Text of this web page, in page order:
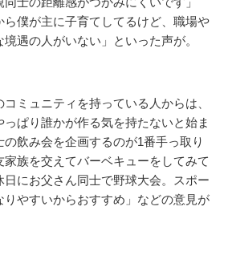
ら僕が主に子育てしてるけど、職場や
遇の人がいない」といった声が。
ミュニティを持っている人からは、
ぱり誰かが作る気を持たないと始ま
飲み会を企画するのが1番手っ取り
族を交えてバーベキューをしてみて
日にお父さん同士で野球大会。スポー
りやすいからおすすめ」などの意見が